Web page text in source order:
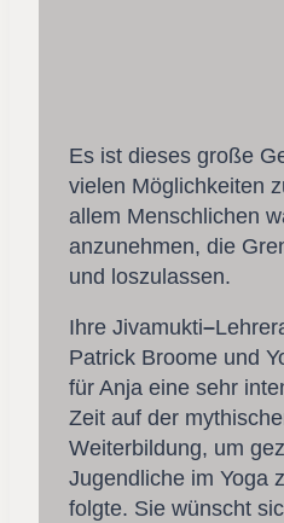
Es ist dieses große
vielen Möglichkeiten
allem Menschlichen
anzunehmen, die
und loszulassen.
Ihre Jivamukti–
Patrick Broome und
für Anja eine sehr
Zeit auf der
Weiterbildung, um
Jugendliche im Yoga
folgte. Sie wünscht